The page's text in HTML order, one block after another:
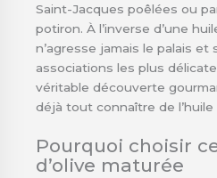
Saint-Jacques poêlées ou
potiron. À l’inverse d’une
n’agresse jamais le palais et
associations les plus
véritable découverte
déjà tout connaître de l’huile
Pourquoi choisir
d’olive maturée